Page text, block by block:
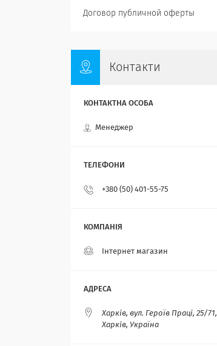
Договор публичной оферты
Контакти
Менеджер
+380 (50) 401-55-75
Інтернет магазин
Харків, вул. Героїв Праці, 25/71,
Харків, Україна